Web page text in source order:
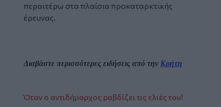
περαιτέρω στα πλαίσια προκαταρκτικής
έρευνας.
Διαβάστε περισσότερες ειδήσεις από την Κρήτη
Όταν ο αντιδήμαρχος ραβδίζει τις ελιές του!